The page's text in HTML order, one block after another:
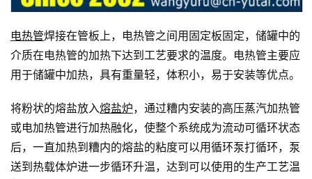
电热管焊接在管板上，电热管之间用固定板固定，储罐中的
介质在电热管的加热下达到工艺要求的温度。电热管主要应
用于储罐中加热，具有重量轻，体积小，易于安装等优点。
将粉状的熔盐放入熔盐炉，通过糟内安装的高压蒸汽加热管
或电加热管进行加热融化，使整个系统成为流动可循环状态
后，一直加热到糟内的熔盐的粘度可以用循环泵打循环，泵
送到热载体炉进一步循环升温，达到可以使用的生产工艺温